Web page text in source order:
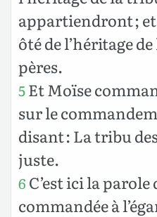
appartiendront ;
ôté de l’héritage
pères.
5Et Moïse
sur le
disant : La tribu
juste.
6 C’est ici la
commandée à